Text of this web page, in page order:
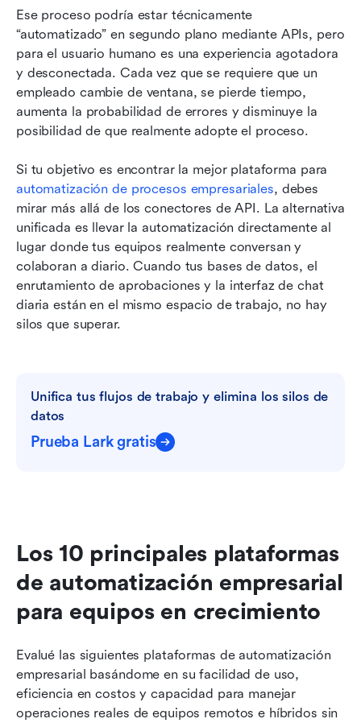
Ese proceso podría estar técnicamente
“automatizado” en segundo plano mediante APIs, pero
para el usuario humano es una experiencia agotadora
y desconectada. Cada vez que se requiere que un
empleado cambie de ventana, se pierde tiempo,
aumenta la probabilidad de errores y disminuye la
posibilidad de que realmente adopte el proceso.
automatización de procesos empresariales, debes
mirar más allá de los conectores de API. La alternativa
unificada es llevar la automatización directamente al
lugar donde tus equipos realmente conversan y
colaboran a diario. Cuando tus bases de datos, el
enrutamiento de aprobaciones y la interfaz de chat
diaria están en el mismo espacio de trabajo, no hay
silos que superar.
Unifica tus flujos de trabajo y elimina los silos de
datos
Prueba Lark gratis
Los 10 principales plataformas
de automatización empresarial
para equipos en crecimiento
Evalué las siguientes plataformas de automatización
empresarial basándome en su facilidad de uso,
eficiencia en costos y capacidad para manejar
operaciones reales de equipos remotos e híbridos sin